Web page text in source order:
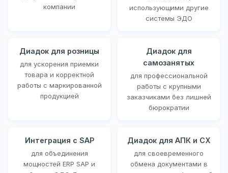
компании
использующими другие
системы ЭДО
Диадок для розницы
для ускорения приемки
товара и корректной
работы с маркированной
продукцией
Диадок для
самозанятых
для профессиональной
работы с крупными
заказчиками без лишней
бюрократии
Интеграция с SAP
для объединения
мощностей ERP SAP и
Диадок для АПК и СХ
для своевременного
обмена документами в